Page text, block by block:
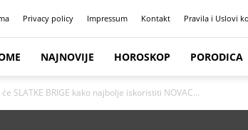
Privacy policy Impressum Kontakt Pravila i Uslovi
NAJNOVIJE HOROSKOP PORODICA
SLATKE BRIGE kako najbolje iskoristiti NOVAC...